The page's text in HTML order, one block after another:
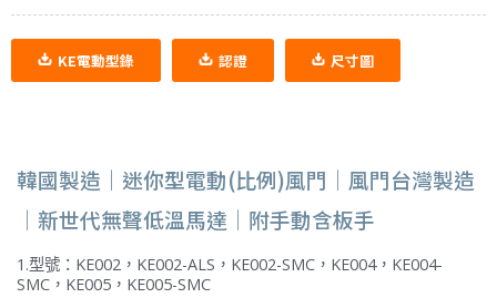
KE電動型錄 認證 尺寸圖
韓國製造｜迷你型電動(比例)風門｜風門台灣製造
｜新世代無聲低溫馬達｜附手動含板手
1.型號：KE002，KE002-ALS，KE002-SMC，KE004，KE004-
SMC，KE005，KE005-SMC